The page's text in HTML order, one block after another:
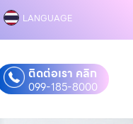
LANGUAGE
ติดต่อเรา คลิก
099-185-8000